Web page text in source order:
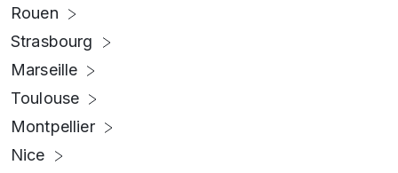
Rouen
Strasbourg
Marseille
Toulouse
Montpellier
Nice